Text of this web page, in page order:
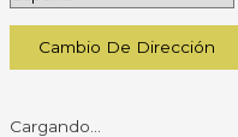
Cambio De Dirección
Cargando...